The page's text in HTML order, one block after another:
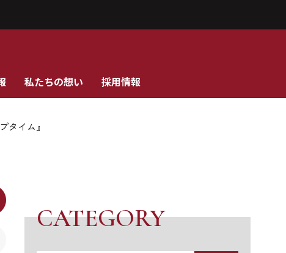
私たちの想い 採用情報
タイム』
CATEGORY